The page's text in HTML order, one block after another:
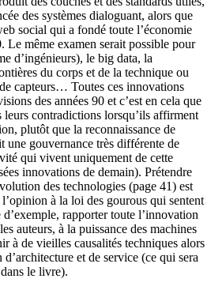
des systèmes dialoguant, alors que
social qui a fondé toute l’économie
Le même examen serait possible pour
d’ingénieurs), le big data, la
du corps et de la technique ou
capteurs… Toutes ces innovations
des années 90 et c’est en cela que
leurs contradictions lorsqu’ils affirment
plutôt que la reconnaissance de
une gouvernance très différente de
qui vivent uniquement de cette
innovations de demain). Prétendre
des technologies (page 41) est
à la loi des gourous qui sentent
rapporter toute l’innovation
auteurs, à la puissance des machines
à de vieilles causalités techniques alors
d’architecture et de service (ce qui sera
le livre).